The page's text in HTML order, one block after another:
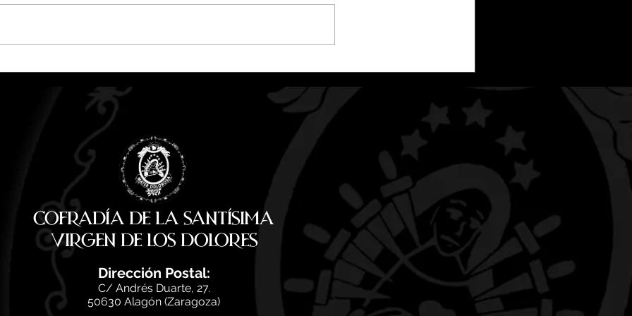
pregoneras de las Fiestas de
San Antonio 2026
VERÓNICA Y LAS TRES
MARÍAS EN LA SEMANA
SANTA 2026
Cofradía de la Santísima
Virgen de los Dolores
Dirección Postal:
C/ Andrés Duarte, 27.
50630 Alagón (Zaragoza)